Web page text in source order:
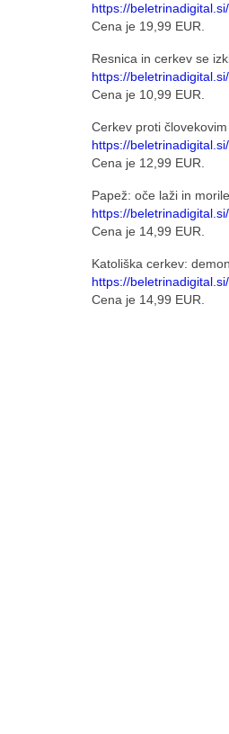
https://
Cena je 19,99 EUR.
Resnica in cerkev se
https://
Cena je 10,99 EUR.
Cerkev proti
https://
Cena je 12,99 EUR.
Papež: oče laži in
https://
Cena je 14,99 EUR.
Katoliška cerkev:
https://
Cena je 14,99 EUR.